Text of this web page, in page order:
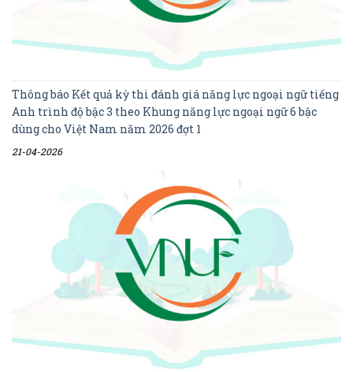
Thông báo Kết quả kỳ thi đánh giá năng lực ngoại ngữ tiếng
Anh trình độ bậc 3 theo Khung năng lực ngoại ngữ 6 bậc
dùng cho Việt Nam năm 2026 đợt 1
21-04-2026